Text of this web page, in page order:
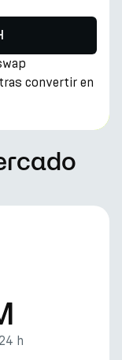
convertir en
h